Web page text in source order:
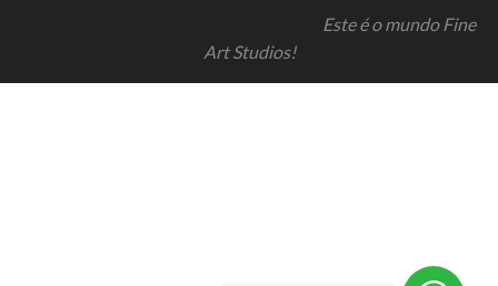
Este é o mundo Fine
Art Studios!